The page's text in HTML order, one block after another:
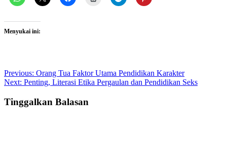
Menyukai ini:
Post
navigation
Previous: Orang Tua Faktor Utama Pendidikan Karakter
Next: Penting, Literasi Etika Pergaulan dan Pendidikan Seks
Tinggalkan Balasan